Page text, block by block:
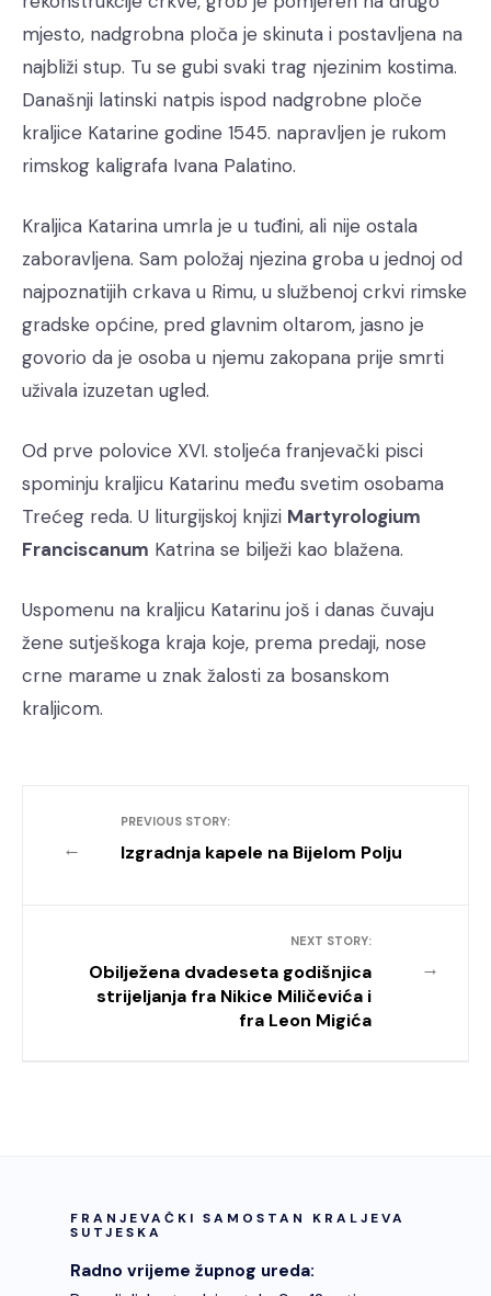
mjesto, nadgrobna ploča je skinuta i postavljena na
najbliži stup. Tu se gubi svaki trag njezinim kostima.
Današnji latinski natpis ispod nadgrobne ploče
kraljice Katarine godine 1545. napravljen je rukom
rimskog kaligrafa Ivana Palatino.
Kraljica Katarina umrla je u tuđini, ali nije ostala
zaboravljena. Sam položaj njezina groba u jednoj od
najpoznatijih crkava u Rimu, u službenoj crkvi rimske
gradske općine, pred glavnim oltarom, jasno je
govorio da je osoba u njemu zakopana prije smrti
uživala izuzetan ugled.
Od prve polovice XVI. stoljeća franjevački pisci
spominju kraljicu Katarinu među svetim osobama
Trećeg reda. U liturgijskoj knjizi Martyrologium
Franciscanum Katrina se bilježi kao blažena.
Uspomenu na kraljicu Katarinu još i danas čuvaju
žene sutješkoga kraja koje, prema predaji, nose
crne marame u znak žalosti za bosanskom
kraljicom.
←
PREVIOUS STORY:
Izgradnja kapele na Bijelom Polju
→
NEXT STORY:
Obilježena dvadeseta godišnjica
strijeljanja fra Nikice Miličevića i
fra Leon Migića
FRANJEVAČKI SAMOSTAN KRALJEVA
SUTJESKA
Radno vrijeme župnog ureda: